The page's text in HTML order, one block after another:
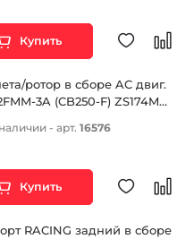
Купить
ротор в сборе AC двиг.
3A (CB250-F) ZS174MN-
- арт.16576
Купить
RACING задний в сборе